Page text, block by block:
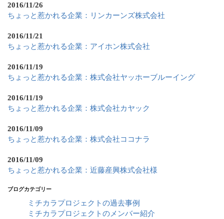
2016/11/26
ちょっと惹かれる企業：リンカーンズ株式会社
2016/11/21
ちょっと惹かれる企業：アイホン株式会社
2016/11/19
ちょっと惹かれる企業：株式会社ヤッホーブルーイング
2016/11/19
ちょっと惹かれる企業：株式会社カヤック
2016/11/09
ちょっと惹かれる企業：株式会社ココナラ
2016/11/09
ちょっと惹かれる企業：近藤産興株式会社様
ブログカテゴリー
ミチカラプロジェクトの過去事例
ミチカラプロジェクトのメンバー紹介